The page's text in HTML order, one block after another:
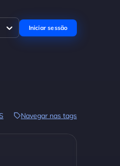
Iniciar sessão
Navegar nas tags